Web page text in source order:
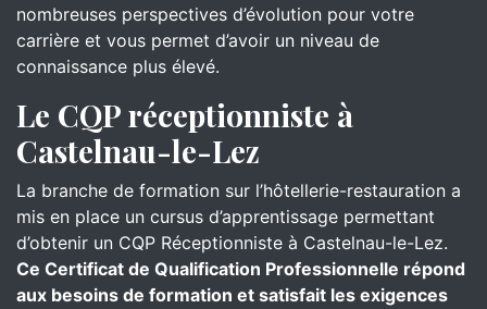
nombreuses perspectives d’évolution pour votre
carrière et vous permet d’avoir un niveau de
connaissance plus élevé.
Le CQP réceptionniste à
Castelnau-le-Lez
La branche de formation sur l’hôtellerie-restauration a
mis en place un cursus d’apprentissage permettant
d’obtenir un CQP Réceptionniste à Castelnau-le-Lez.
Ce Certificat de Qualification Professionnelle répond
aux besoins de formation et satisfait les exigences